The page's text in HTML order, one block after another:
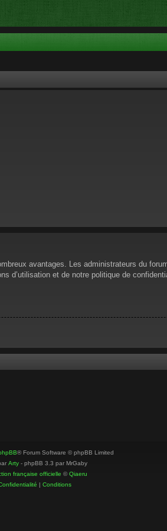
avantages. Les administrateurs du
d’utilisation et de notre politique de
® Forum Software © phpBB Limited
Arty - phpBB 3.3 par MrGaby
française officielle ©Qiaeru
| Conditions